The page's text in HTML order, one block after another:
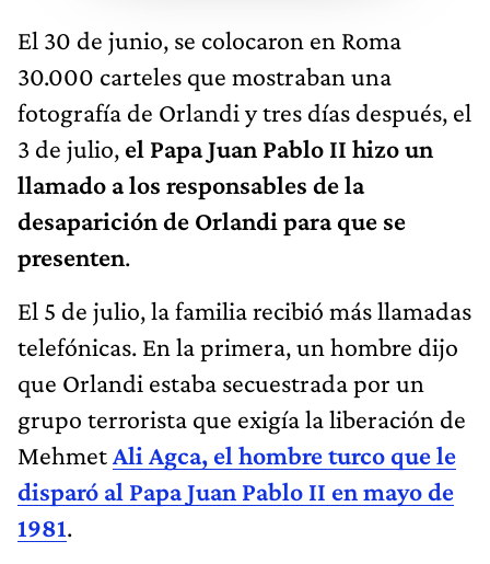
El 30 de junio, se colocaron en Roma
30.000 carteles que mostraban una
fotografía de Orlandi y tres días después, el
3 de julio, el Papa Juan Pablo II hizo un
llamado a los responsables de la
desaparición de Orlandi para que se
presenten.
El 5 de julio, la familia recibió más llamadas
telefónicas. En la primera, un hombre dijo
que Orlandi estaba secuestrada por un
grupo terrorista que exigía la liberación de
MehmetAli Agca, el hombre turco que le
disparó al Papa Juan Pablo II en mayo de
1981.